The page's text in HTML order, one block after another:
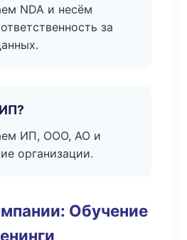
NDA и несём
за
ИП, ООО, АО и
организации.
Обучение